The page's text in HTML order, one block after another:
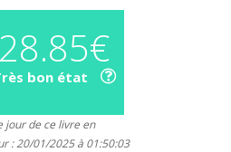
28.85€
bon état
jour de ce livre en
: 20/01/2025 à 01:50:03